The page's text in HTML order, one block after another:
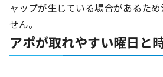
ャップが生じている場合があるた
せん。
アポが取れやすい曜日と